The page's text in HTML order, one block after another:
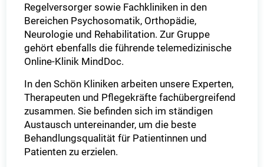
Regelversorger sowie Fachkliniken in den
Bereichen Psychosomatik, Orthopädie,
Neurologie und Rehabilitation. Zur Gruppe
gehört ebenfalls die führende telemedizinische
Online-Klinik MindDoc.
In den Schön Kliniken arbeiten unsere Experten,
Therapeuten und Pflegekräfte fachübergreifend
zusammen. Sie befinden sich im ständigen
Austausch untereinander, um die beste
Behandlungsqualität für Patientinnen und
Patienten zu erzielen.